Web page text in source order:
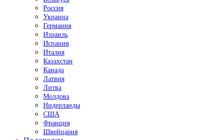
Россия
Украина
Германия
Израиль
Испания
Италия
Казахстан
Канада
Латвия
Литва
Молдова
Нидерланды
США
Франция
Швейцария